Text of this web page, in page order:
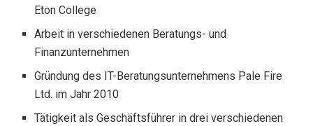
Eton College
Arbeit in verschiedenen Beratungs- und
Finanzunternehmen
Gründung des IT-Beratungsunternehmens Pale Fire
Ltd. im Jahr 2010
Tätigkeit als Geschäftsführer in drei verschiedenen